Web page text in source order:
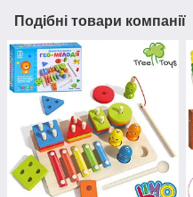
Подібні товари компанії